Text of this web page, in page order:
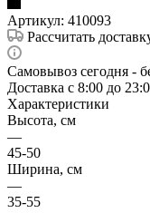
Артикул: 410093
Рассчитать
Самовывоз сегодня -
Доставка c 8:00 до
Характеристики
Высота, см
—
45-50
Ширина, см
—
35-55